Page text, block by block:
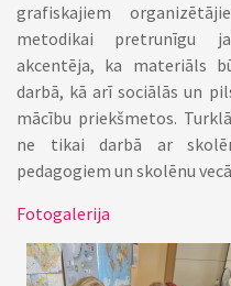
grafiskajiem
metodikai pretrunīgu
akcentēja, ka materiāls
darbā, kā arī sociālās un
mācību priekšmetos.
ne tikai darbā ar
pedagogiem un skolēnu
Fotogalerija